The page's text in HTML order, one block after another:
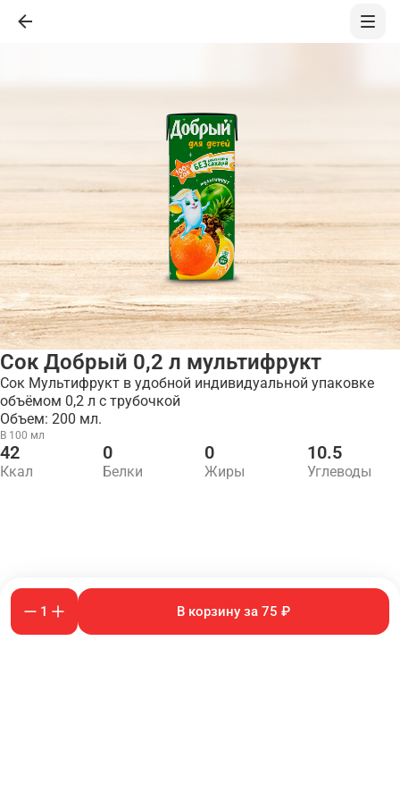
Сок Добрый 0,2 л мультифрукт
Сок Мультифрукт в удобной индивидуальной упаковке
объёмом 0,2 л с трубочкой
Объем: 200 мл.
В 100 мл
42
Ккал
0
Белки
0
Жиры
10.5
Углеводы
1 В корзину за 75 ₽